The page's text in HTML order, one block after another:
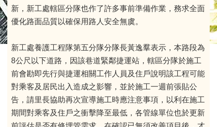
新，新工處轄區分隊也作了許多事前準備作業，務求全面
優化路面品質以確保用路人安全無虞。
新工處養護工程隊第五分隊分隊長黃逸羣表示，本路段為
8公尺以下道路，因該巷道緊鄰捷運站，轄區分隊於施工
前會勘即先行與捷運相關工作人員及住戶說明該工程可能
對乘客及居民出入造成之影響，並於施工一週前張貼公
告，請里長協助再次宣導施工時應注意事項，以利在施工
期間對乘客及住戶之衝擊降至最低，各管線單位也於更新